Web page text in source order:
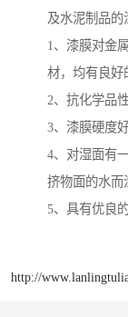
及水泥制品的
1、漆膜对金
材，均有良好
2、抗化学品
3、漆膜硬度
4、对湿面有
挤物面的水而
5、具有优良
http://